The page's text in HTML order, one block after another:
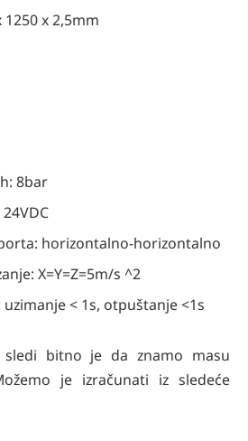
1250 x 2,5mm
8bar
horizontalno-horizontalno
X=Y=Z=5m/s ^2
< 1s, otpuštanje <1s
sledi bitno je da znamo masu
je izračunati iz sledeće